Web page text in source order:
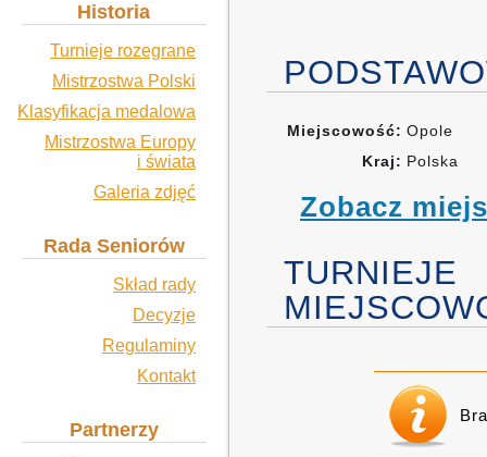
Historia
Turnieje rozegrane
Mistrzostwa Polski
Klasyfikacja medalowa
Mistrzostwa Europy
i świata
Galeria zdjęć
Rada Seniorów
Skład rady
Decyzje
Regulaminy
Kontakt
Partnerzy
Miejscowość: Opole
Kraj: Polska
Zobacz